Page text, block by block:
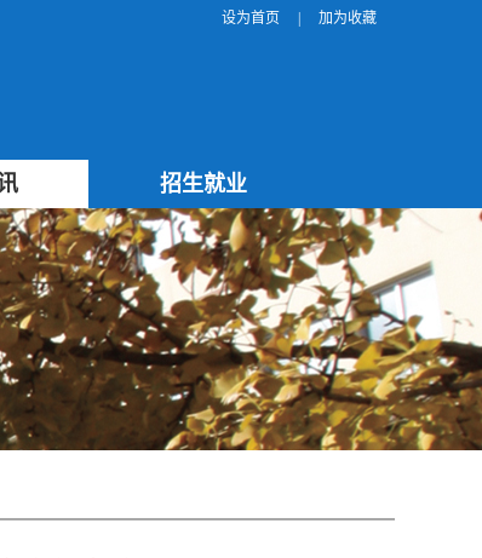
设为首页 加为收藏
招生就业